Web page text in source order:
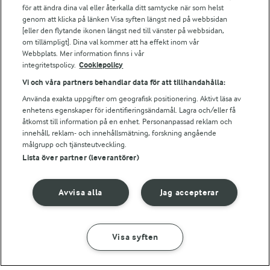
GÖR SÅ HÄR INGREDIENSER
Falbygdens Ost
Arla webbshop
Bildbank
Följ oss
© 2026 Arla Foods
för att ändra dina val eller återkalla ditt samtycke när som helst
genom att klicka på länken Visa syften längst ned på webbsidan
[eller den flytande ikonen längst ned till vänster på webbsidan,
om tillämpligt]. Dina val kommer att ha effekt inom vår
Webbplats. Mer information finns i vår
integritetspolicy. Cookiepolicy
Vi och våra partners behandlar data för att tillhandahålla:
Använda exakta uppgifter om geografisk positionering. Aktivt läsa av
enhetens egenskaper för identifieringsändamål. Lagra och/eller få
åtkomst till information på en enhet. Personanpassad reklam och
innehåll, reklam- och innehållsmätning, forskning angående
målgrupp och tjänsteutveckling.
Lista över partner (leverantörer)
Jag accepterar
Avvisa alla
Visa syften